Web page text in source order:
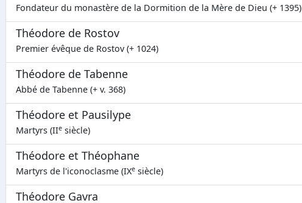
Fondateur du monastère de la Dormition de la Mère de Dieu (+ 1395)
Théodore de Rostov
Premier évêque de Rostov (+ 1024)
Théodore de Tabenne
Abbé de Tabenne (+ v. 368)
Théodore et Pausilype
Martyrs (IIe siècle)
Théodore et Théophane
Martyrs de l'iconoclasme (IXe siècle)
Théodore Gavra